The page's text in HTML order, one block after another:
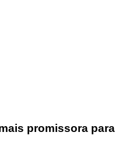
promissora para